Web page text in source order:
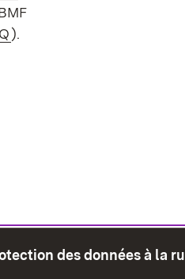
(S’ouvre dans un nouvel
).
des données à la